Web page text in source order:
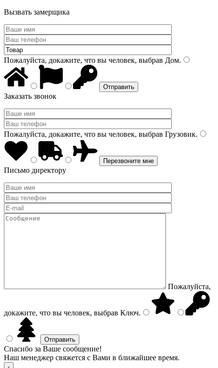
Вызвать замерщика
Пожалуйста, докажите, что вы человек, выбрав Дом.
Заказать звонок
Пожалуйста, докажите, что вы человек, выбрав Грузовик.
Письмо директору
Пожалуйста,
докажите, что вы человек, выбрав Ключ.
Спасибо за Ваше сообщение!
Наш менеджер свяжется с Вами в ближайшее время.